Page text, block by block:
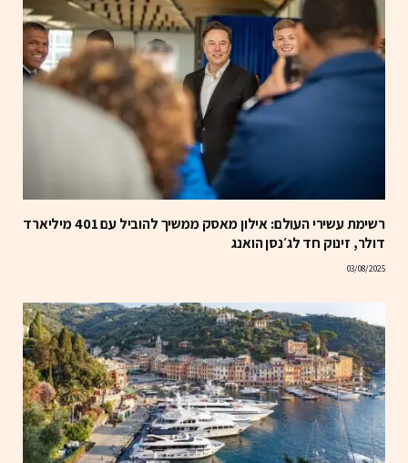
רשימת עשירי העולם: אילון מאסק ממשיך להוביל עם 401 מיליארד
דולר, זינוק חד לג׳נסן הואנג
03/08/2025